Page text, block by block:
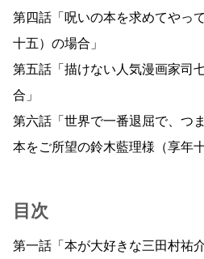
第四話「呪いの本を求めてやっ
十五）の場合」
第五話「描けない人気漫画家司
合」
第六話「世界で一番退屈で、つ
本をご所望の鈴木藍理様（享年
目次
第一話「本が大好きな三田村祐